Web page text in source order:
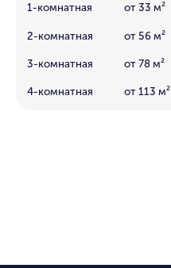
1-комнатная от 33 м²
2-комнатная от 56 м²
3-комнатная от 78 м²
4-комнатная от 113 м²